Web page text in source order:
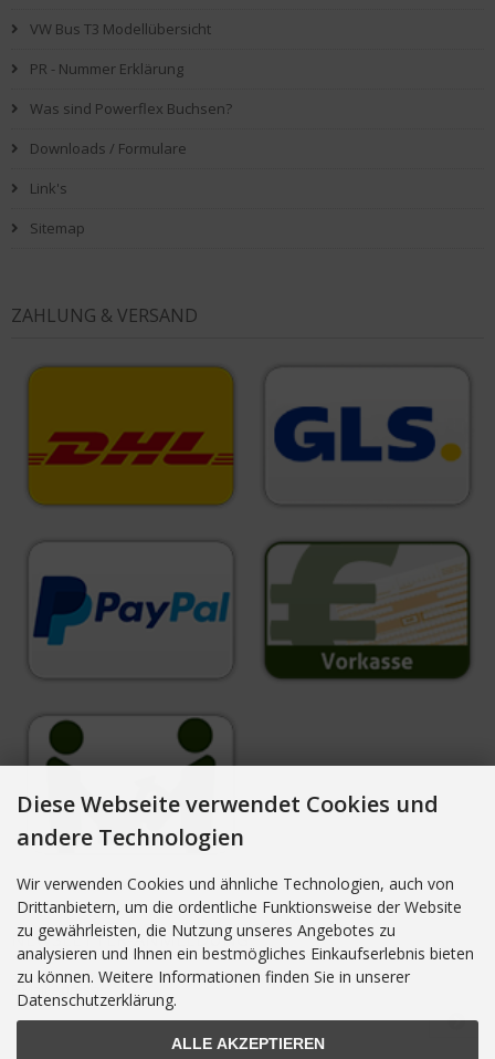
VW Bus T3 Modellübersicht
PR - Nummer Erklärung
Was sind Powerflex Buchsen?
Downloads / Formulare
Link's
Sitemap
ZAHLUNG & VERSAND
NEWSLETTER-ANMELDUNG
E-Mail-Adresse:
Diese Webseite verwendet Cookies und
andere Technologien
Wir verwenden Cookies und ähnliche Technologien, auch von
Drittanbietern, um die ordentliche Funktionsweise der Website
zu gewährleisten, die Nutzung unseres Angebotes zu
analysieren und Ihnen ein bestmögliches Einkaufserlebnis bieten
zu können. Weitere Informationen finden Sie in unserer
Datenschutzerklärung.
ALLE AKZEPTIEREN